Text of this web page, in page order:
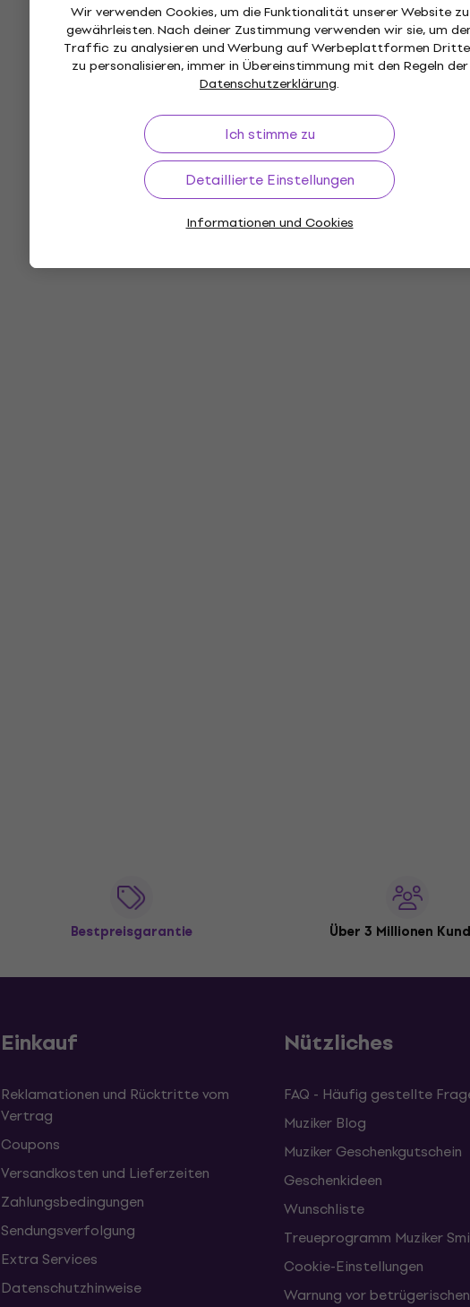
Wir verwenden Cookies, um die Funktionalität unserer Website zu
gewährleisten. Nach deiner Zustimmung verwenden wir sie, um
Traffic zu analysieren und Werbung auf Werbeplattformen
zu personalisieren, immer in Übereinstimmung mit den Regeln der
Datenschutzerklärung.
Ich stimme zu
Detaillierte Einstellungen
Informationen und Cookies
Bestpreisgarantie Über 3 Millionen
Einkauf
Reklamationen und Rücktritte vom
Vertrag
Coupons
Versandkosten und Lieferzeiten
Zahlungsbedingungen
Sendungsverfolgung
Extra Services
Datenschutzhinweise
Nützliches
FAQ - Häufig gestellte
Muziker Blog
Muziker Geschenkgutschein
Geschenkideen
Wunschliste
Treueprogramm Muziker
Cookie-Einstellungen
Warnung vor